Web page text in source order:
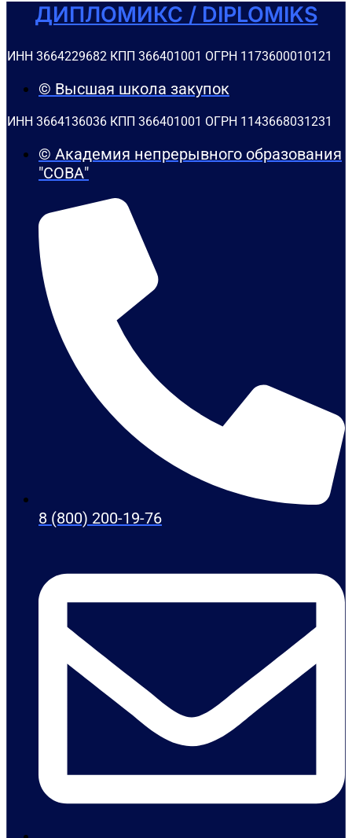
ДИПЛОМИКС / DIPLOMIKS
ИНН 3664229682 КПП 366401001 ОГРН 1173600010121
© Высшая школа закупок
ИНН 3664136036 КПП 366401001 ОГРН 1143668031231
© Академия непрерывного образования
"СОВА"
8 (800) 200-19-76